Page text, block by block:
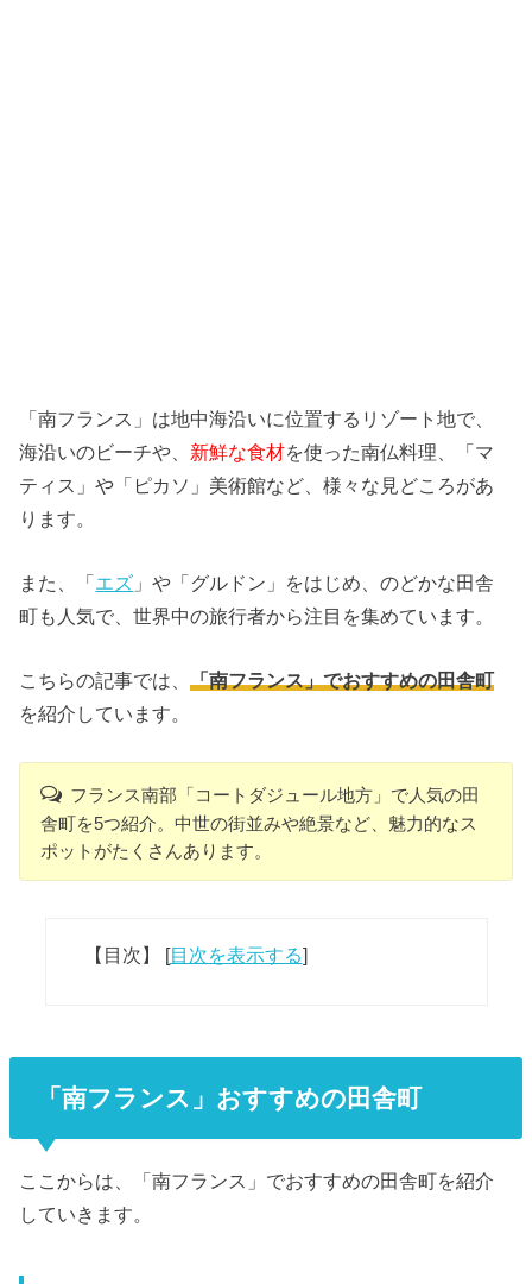
「南フランス」は地中海沿いに位置するリゾート地で、
海沿いのビーチや、 新鮮な食材を使った南仏料理、「マ
ティス」や「ピカソ」美術館など、様々な見どころがあ
ります。
また、「エズ 」や「グルドン」をはじめ、のどかな田舎
町も人気で、世界中の旅行者から注目を集めています。
こちらの記事では、「南フランス」でおすすめの田舎町
を紹介しています。
フランス南部「コートダジュール地方」で人気の田
舎町を5つ紹介。中世の街並みや絶景など、魅力的なス
ポットがたくさんあります。
【目次】 [目次を表示する]
「南フランス」おすすめの田舎町
ここからは、「南フランス」 でおすすめの田舎町を紹介
していきます。